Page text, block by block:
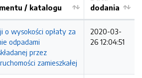
/ katalogu
dodania
o wysokości opłaty za
odpadami
przez
zamieszkałej
2020-03-
26 12:04:51